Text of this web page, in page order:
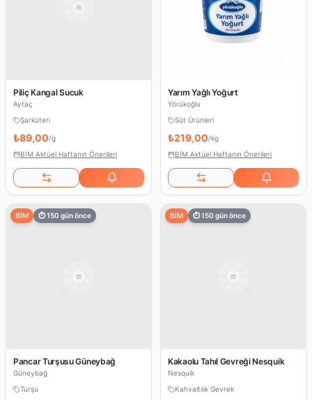
Piliç Kangal Sucuk
Aytaç
Şarküteri
₺89,00/g
BİM Aktüel Haftanın Önerileri
Yarım Yağlı Yoğurt
Yörükoğlu
Süt Ürünleri
₺219,00/kg
BİM Aktüel Haftanın Önerileri
BİM ⏱150 gün önce
Pancar Turşusu Güneybağ
Güneybağ
Turşu
BİM ⏱150 gün önce
Kakaolu Tahıl Gevreği Nesquik
Nesquik
Kahvaltılık Gevrek